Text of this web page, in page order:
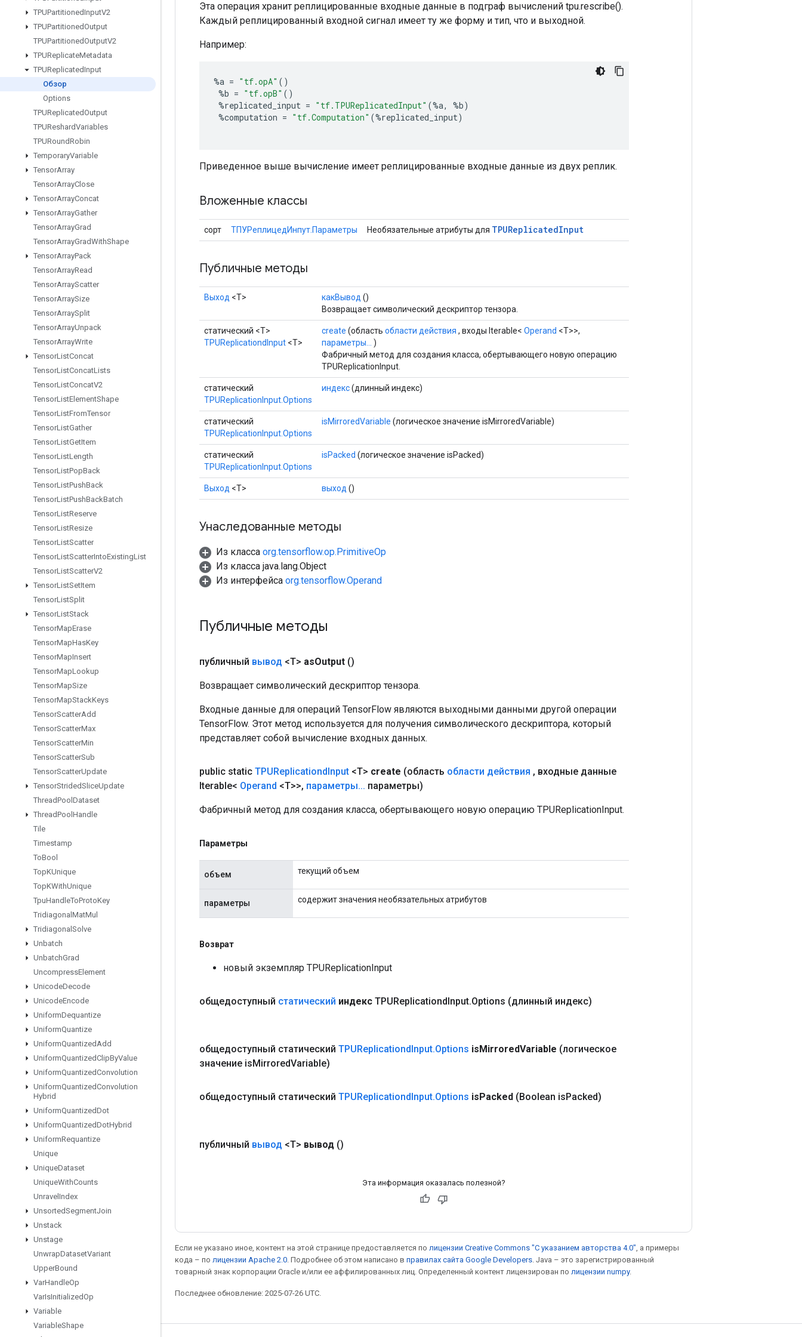
TPUPartitionedInputV2
TPUPartitionedOutput
TPUPartitionedOutputV2
TPUReplicateMetadata
TPUReplicatedInput
Обзор
Options
TPUReplicatedOutput
TPUReshardVariables
TPURoundRobin
TemporaryVariable
TensorArray
TensorArrayClose
TensorArrayConcat
TensorArrayGather
TensorArrayGrad
TensorArrayGradWithShape
TensorArrayPack
TensorArrayRead
TensorArrayScatter
TensorArraySize
TensorArraySplit
TensorArrayUnpack
TensorArrayWrite
TensorListConcat
TensorListConcatLists
TensorListConcatV2
TensorListElementShape
TensorListFromTensor
TensorListGather
TensorListGetItem
TensorListLength
TensorListPopBack
TensorListPushBack
TensorListPushBackBatch
TensorListReserve
TensorListResize
TensorListScatter
TensorListScatterIntoExistingList
TensorListScatterV2
TensorListSetItem
TensorListSplit
TensorListStack
TensorMapErase
TensorMapHasKey
TensorMapInsert
TensorMapLookup
TensorMapSize
TensorMapStackKeys
TensorScatterAdd
TensorScatterMax
TensorScatterMin
TensorScatterSub
TensorScatterUpdate
TensorStridedSliceUpdate
ThreadPool Dataset
ThreadPool Handle
Tile
Timestamp
ToBool
TopKUnique
TopKWithUnique
TpuHandleToProtoKey
Tridiagonal MatMul
Tridiagonal Solve
Unbatch
UnbatchGrad
UncompressElement
UnicodeDecode
UnicodeEncode
UniformDequantize
UniformQuantize
UniformQuantizedAdd
UniformQuantizedClipByValue
UniformQuantizedConvolution
UniformQuantizedConvolution
Hybrid
UniformQuantizedDot
UniformQuantizedDotHybrid
UniformRequantize
Unique
UniqueDataset
UniqueWithCounts
Unravel Index
UnsortedSegmentJoin
Unstack
Unstage
UnwrapDatasetVariant
UpperBound
VarHandleOp
VarIsInitializedOp
Variable
VariableShape
Эта операция хранит реплицированные входные данные в подграф вычислений tpu.rescribe().
Каждый реплицированный входной сигнал имеет ту же форму и тип, что и выходной.
Например:
%a = "tf.opA" ()
%b = "tf.opB" ()
%replicated_input = "tf.TPUReplicatedInput" (%a, %b)
%computation = "tf.Computation" (%replicated_input)
Приведенное выше вычисление имеет реплицированные входные данные из двух реплик.
Вложенные классы
сорт ТПУРеплицедИнпут.Параметры Необязательные атрибуты для TPUReplicatedInput
Публичные методы
Выход <Т> какВывод ()
Возвращает символический дескриптор тензора.
статический <T>
TPUReplicationdInput <T>
create (область области действия , входы Iterable< Operand <T>>,
параметры...
)
Фабричный метод для создания класса, обертывающего новую операцию
TPUReplicationInput.
статический
TPUReplicationInput.Options
индекс(длинный индекс)
статический
TPUReplicationInput.Options
isMirroredVariable (логическое значение isMirroredVariable)
статический
TPUReplicationInput.Options
isPacked (логическое значение isPacked)
Выход <Т> выход ()
Унаследованные методы
Из класса org.tensorflow.op.PrimitiveOp
Из класса java.lang.Object
Из интерфейса org.tensorflow.Operand
Публичные методы
публичный вывод <T> asOutput ()
Возвращает символический дескриптор тензора.
Входные данные для операций TensorFlow являются выходными данными другой операции
TensorFlow. Этот метод используется для получения символического дескриптора, который
представляет собой вычисление входных данных.
public static TPUReplicationdInput <T> create (область области действия , входные данные
Iterable< Operand <T>>, параметры... параметры)
Фабричный метод для создания класса, обертывающего новую операцию TPUReplicationInput.
Параметры
объем текущий объем
параметры содержит значения необязательных атрибутов
Возврат
новый экземпляр TPUReplicationInput
общедоступный статический индекс TPUReplicationdInput.Options (длинный индекс)
общедоступный статический TPUReplicationdInput.Options isMirroredVariable (логическое
значение isMirroredVariable)
общедоступный статический TPUReplicationdInput.Options isPacked (Boolean isPacked)
публичный вывод <T> вывод ()
Эта информация оказалась полезной?
Если не указано иное, контент на этой странице предоставляется по лицензии Creative Commons "С указанием авторства 4.0" , а примеры
кода – по лицензии Apache 2.0 . Подробнее об этом написано в правилах сайта Google Developers . Java – это зарегистрированный
товарный знак корпорации Oracle и/или ее аффилированных лиц. Определенный контент лицензирован по лицензии numpy.
Последнее обновление: 2025-07-26 UTC.